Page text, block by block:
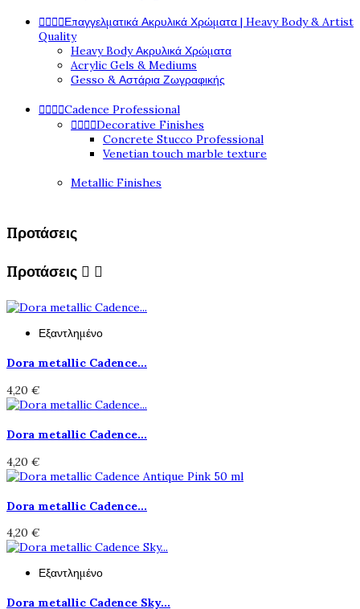
Επαγγελματικά Ακρυλικά Χρώματα | Heavy Body & Artist
Quality
Heavy Body Ακρυλικά Χρώματα
Acrylic Gels & Mediums
Gesso & Αστάρια Ζωγραφικής
Cadence Professional
Decorative Finishes
Concrete Stucco Professional
Venetian touch marble texture
Metallic Finishes
Προτάσεις
Προτάσεις  
Εξαντλημένο
Dora metallic Cadence...
4,20 €
Dora metallic Cadence...
4,20 €
Dora metallic Cadence...
4,20 €
Εξαντλημένο
Dora metallic Cadence Sky...